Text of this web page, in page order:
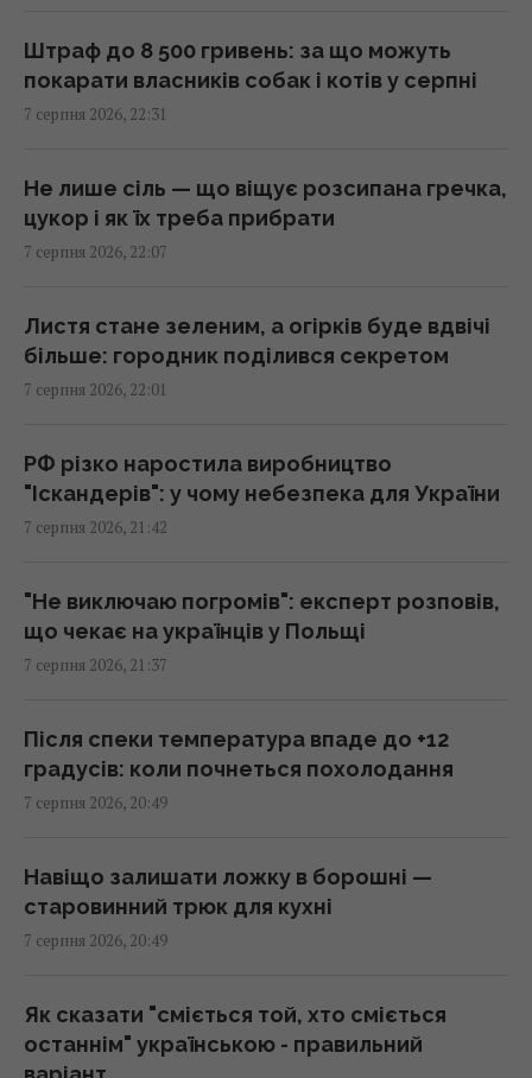
Росія встановила антидронові сітки на
своїх субмаринах, розташованих за тисячі
20:35 п'ятниця, 07 серпня 2026
Що їсти для здоров’я серця: кардіологи
20:22 п'ятниця, 07 серпня 2026
Льотчик-утікач з КНДР уперше сів за
20:18 п'ятниця, 07 серпня 2026
Сенат США схвалив законопроект про
20:17 п'ятниця, 07 серпня 2026
Київ буде значно краще підготовлений до
ППО ніхто не відміняв, - Пантелеєв
20:01 п'ятниця, 07 серпня 2026
першого офіційного візиту
19:52 п'ятниця, 07 серпня 2026
Вашингтон захлинувся, - The Atlantic
19:23 п'ятниця, 07 серпня 2026
Штраф до 8 500 гривень: за що можуть
покарати власників собак і котів у серпні
7 серпня 2026, 22:31
Не лише сіль — що віщує розсипана гречка,
цукор і як їх треба прибрати
7 серпня 2026, 22:07
Листя стане зеленим, а огірків буде вдвічі
більше: городник поділився секретом
7 серпня 2026, 22:01
РФ різко наростила виробництво
"Іскандерів": у чому небезпека для України
7 серпня 2026, 21:42
"Не виключаю погромів": експерт розповів,
що чекає на українців у Польщі
7 серпня 2026, 21:37
Після спеки температура впаде до +12
градусів: коли почнеться похолодання
7 серпня 2026, 20:49
Навіщо залишати ложку в борошні —
старовинний трюк для кухні
7 серпня 2026, 20:49
Як сказати "сміється той, хто сміється
останнім" українською - правильний